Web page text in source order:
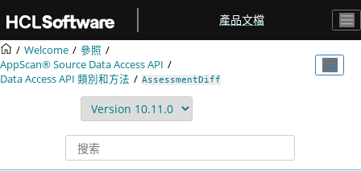
產品文檔
Welcome
參照
AppScan® Source Data Access API
Data Access API 類別和方法
AssessmentDiff